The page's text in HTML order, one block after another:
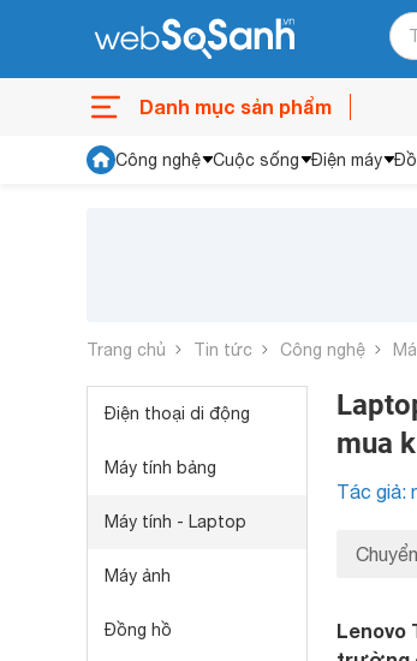
Danh mục sản phẩm
Công nghệ Cuộc sống Điện máy
Trang chủ Tin tức Công nghệ
Điện thoại di động
Máy tính bảng
Máy tính - Laptop
Máy ảnh
Đồng hồ
mua
Tác giả:
Lenovo